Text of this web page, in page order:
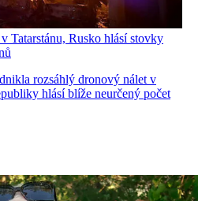
Tatarstánu, Rusko hlásí stovky
rozsáhlý dronový nálet v
hlásí blíže neurčený počet